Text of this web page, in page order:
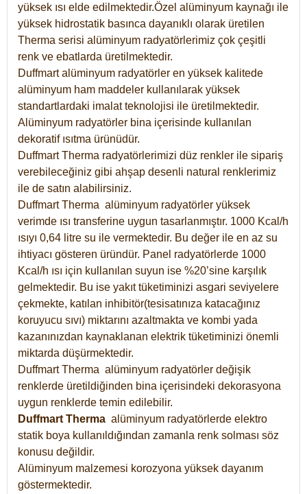
yüksek ısı elde edilmektedir.Özel alüminyum kaynağı ile
yüksek hidrostatik basınca dayanıklı olarak üretilen
Therma serisi alüminyum radyatörlerimiz çok çeşitli
renk ve ebatlarda üretilmektedir.
Duffmart alüminyum radyatörler en yüksek kalitede
alüminyum ham maddeler kullanılarak yüksek
standartlardaki imalat teknolojisi ile üretilmektedir.
Alüminyum radyatörler bina içerisinde kullanılan
dekoratif ısıtma ürünüdür.
Duffmart Therma radyatörlerimizi düz renkler ile sipariş
verebileceğiniz gibi ahşap desenli natural renklerimiz
ile de satın alabilirsiniz.
Duffmart Therma alüminyum radyatörler yüksek
verimde ısı transferine uygun tasarlanmıştır. 1000 Kcal/h
ısıyı 0,64 litre su ile vermektedir. Bu değer ile en az su
ihtiyacı gösteren üründür. Panel radyatörlerde 1000
Kcal/h ısı için kullanılan suyun ise %20’sine karşılık
gelmektedir. Bu ise yakıt tüketiminizi asgari seviyelere
çekmekte, katılan inhibitör(tesisatınıza katacağınız
koruyucu sıvı) miktarını azaltmakta ve kombi yada
kazanınızdan kaynaklanan elektrik tüketiminizi önemli
miktarda düşürmektedir.
Duffmart Therma alüminyum radyatörler değişik
renklerde üretildiğinden bina içerisindeki dekorasyona
uygun renklerde temin edilebilir.
Duffmart Therma alüminyum radyatörlerde elektro
statik boya kullanıldığından zamanla renk solması söz
konusu değildir.
Alüminyum malzemesi korozyona yüksek dayanım
göstermektedir.